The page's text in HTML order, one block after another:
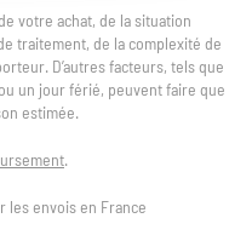
votre achat, de la situation
traitement, de la complexité de
D’autres facteurs, tels que
un jour férié, peuvent faire que
estimée.
.
les envois en France